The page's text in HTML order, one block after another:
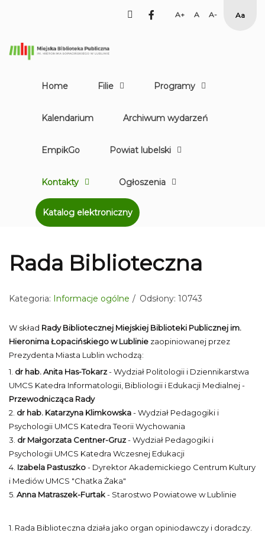
facebook
Set Set
Smaller
High
Home Filie Programy
Kalendarium Archiwum wydarzeń
EmpikGo Powiat lubelski
Kontakty Ogłoszenia
Katalog elektroniczny
Rada Biblioteczna
Kategoria: Informacje ogólne Odsłony: 10743
W skład Rady Bibliotecznej Miejskiej Biblioteki Publicznej im.
Hieronima Łopacińskiego w Lublinie zaopiniowanej przez
Prezydenta Miasta Lublin wchodzą:
1. dr hab. Anita Has-Tokarz- Wydział Politologii i Dziennikarstwa
UMCS Katedra Informatologii, Bibliologii i Edukacji Medialnej -
Przewodnicząca Rady
2. dr hab. Katarzyna Klimkowska- Wydział Pedagogiki i
Psychologii UMCS Katedra Teorii Wychowania
3. dr Małgorzata Centner-Gruz- Wydział Pedagogiki i
Psychologii UMCS Katedra Wczesnej Edukacji
4. Izabela Pastuszko- Dyrektor Akademickiego Centrum Kultury
i Mediów UMCS "Chatka Żaka"
5. Anna Matraszek-Furtak- Starostwo Powiatowe w Lublinie
1. Rada Biblioteczna działa jako organ opiniodawczy i doradczy.